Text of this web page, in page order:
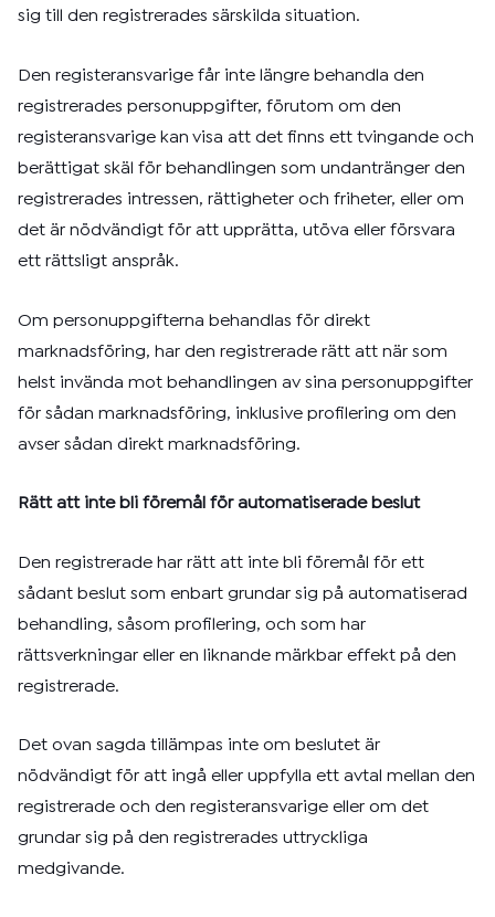
sig till den registrerades särskilda situation.
Den registeransvarige får inte längre behandla den
registrerades personuppgifter, förutom om den
registeransvarige kan visa att det finns ett tvingande och
berättigat skäl för behandlingen som undantränger den
registrerades intressen, rättigheter och friheter, eller om
det är nödvändigt för att upprätta, utöva eller försvara
ett rättsligt anspråk.
Om personuppgifterna behandlas för direkt
marknadsföring, har den registrerade rätt att när som
helst invända mot behandlingen av sina personuppgifter
för sådan marknadsföring, inklusive profilering om den
avser sådan direkt marknadsföring.
Rätt att inte bli föremål för automatiserade beslut
Den registrerade har rätt att inte bli föremål för ett
sådant beslut som enbart grundar sig på automatiserad
behandling, såsom profilering, och som har
rättsverkningar eller en liknande märkbar effekt på den
registrerade.
Det ovan sagda tillämpas inte om beslutet är
nödvändigt för att ingå eller uppfylla ett avtal mellan den
registrerade och den registeransvarige eller om det
grundar sig på den registrerades uttryckliga
medgivande.